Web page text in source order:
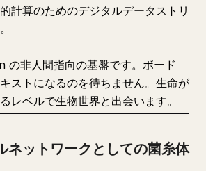
計算のためのデジタルデータストリ
の非人間指向の基盤です。ボード
ストになるのを待ちません。生命が
レベルで生物世界と出会います。
ネットワークとしての菌糸体